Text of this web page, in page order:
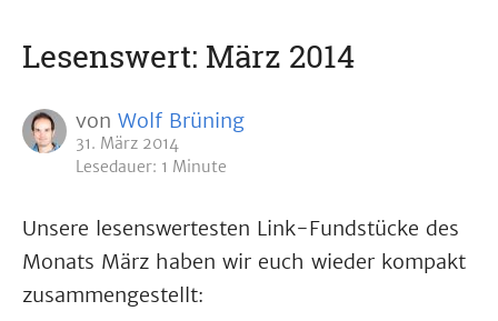
Lesenswert: März 2014
von Wolf Brüning
31. März 2014
Lesedauer: 1 Minute
Unsere lesenswertesten Link-Fundstücke des
Monats März haben wir euch wieder kompakt
zusammengestellt: